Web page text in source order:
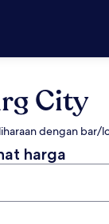
City
dengan
harga